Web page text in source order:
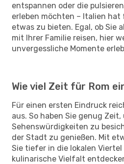
entspannen oder die
erleben möchten – Italien hat
etwas zu bieten. Egal, ob Sie
mit Ihrer Familie reisen, hier
unvergessliche Momente
Wie viel Zeit für Rom
Für einen ersten Eindruck
aus. So haben Sie genug
Sehenswürdigkeiten zu
der Stadt zu genießen. Mit
Sie tiefer in die lokalen
kulinarische Vielfalt